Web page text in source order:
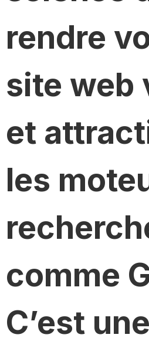
rendre
site web
et
les
comme
C’est une